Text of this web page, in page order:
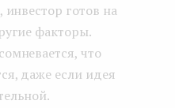
готов на
факторы.
что
даже если идея